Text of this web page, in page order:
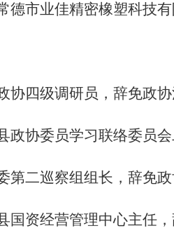
德市业佳精密橡塑科技
协四级调研员， 辞免政
政协委员学习联络委员
第二巡察组组长， 辞免
国资经营管理中心主任，